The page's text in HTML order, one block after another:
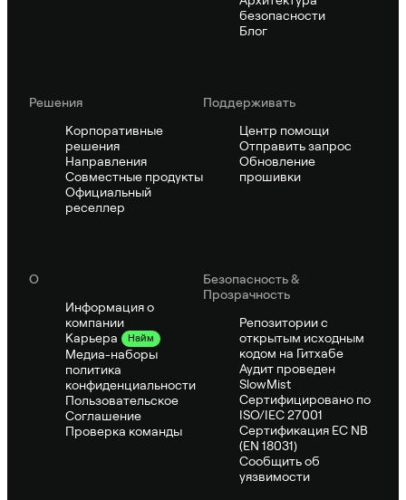
безопасности
Блог
Решения
Корпоративные
решения
Направления
Совместные продукты
Официальный
реселлер
Поддерживать
Центр помощи
Отправить запрос
Обновление
прошивки
О
Информация о
компании
Карьера
Найм
Медиа-наборы
политика
конфиденциальности
Пользовательское
Соглашение
Проверка команды
Безопасность &
Прозрачность
Репозитории с
открытым исходным
кодом на Гитхабе
Аудит проведен
SlowMist
Сертифицировано по
ISO/IEC 27001
Сертификация ЕС NB
(EN 18031)
Сообщить об
уязвимости